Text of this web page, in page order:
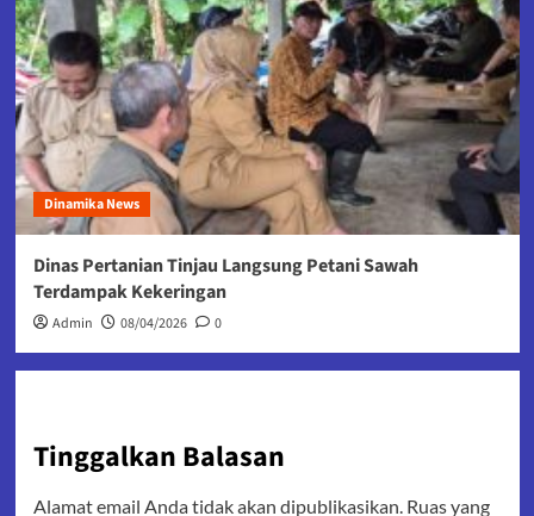
Dinamika News
Dinas Pertanian Tinjau Langsung Petani Sawah
Terdampak Kekeringan
Admin 08/04/2026 0
Tinggalkan Balasan
Alamat email Anda tidak akan dipublikasikan. Ruas yang